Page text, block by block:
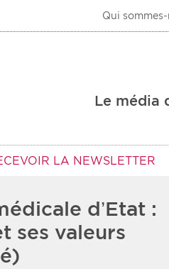
Qui
Le média
LA NEWSLETTER
Type d'information
d’Etat :
ses valeurs